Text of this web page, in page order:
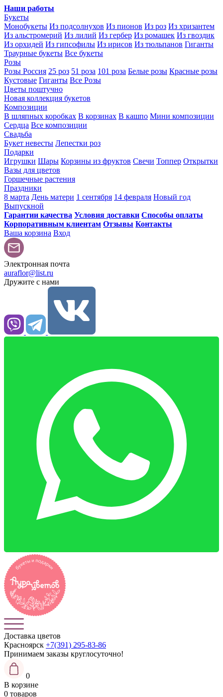
Наши работы
Букеты
Монобукеты Из подсолнухов Из пионов Из роз Из хризантем
Из альстромерий Из лилий Из гербер Из ромашек Из гвоздик
Из орхидей Из гипсофилы Из ирисов Из тюльпанов Гиганты
Траурные букеты Все букеты
Розы
Розы Россия 25 роз 51 роза 101 роза Белые розы Красные розы
Кустовые Гиганты Все Розы
Цветы поштучно
Новая коллекция букетов
Композиции
В шляпных коробках В корзинах В кашпо Мини композиции
Сердца Все композиции
Свадьба
Букет невесты Лепестки роз
Подарки
Игрушки Шары Корзины из фруктов Свечи Топпер Открытки
Вазы для цветов
Горшечные растения
Праздники
8 марта День матери 1 сентября 14 февраля Новый год
Выпускной
Гарантии качества Условия доставки Способы оплаты
Корпоративным клиентам Отзывы Контакты
Ваша корзина Вход
Электронная почта
auraflor@list.ru
Дружите с нами
Доставка цветов
Красноярск +7(391) 295-83-86
Принимаем заказы круглосуточно!
0
В корзине
0 товаров